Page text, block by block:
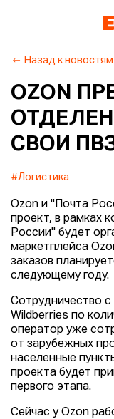
Назад к новостям
OZON
СВОИ
#Логистика
Ozon и "Почта
проект, в рамках
России" будет
маркетплейса
заказов
следующему году.
Сотрудничество
Wildberries по
оператор уже
от зарубежных
населенные
проекта будет
первого этапа.
Сейчас у Ozon